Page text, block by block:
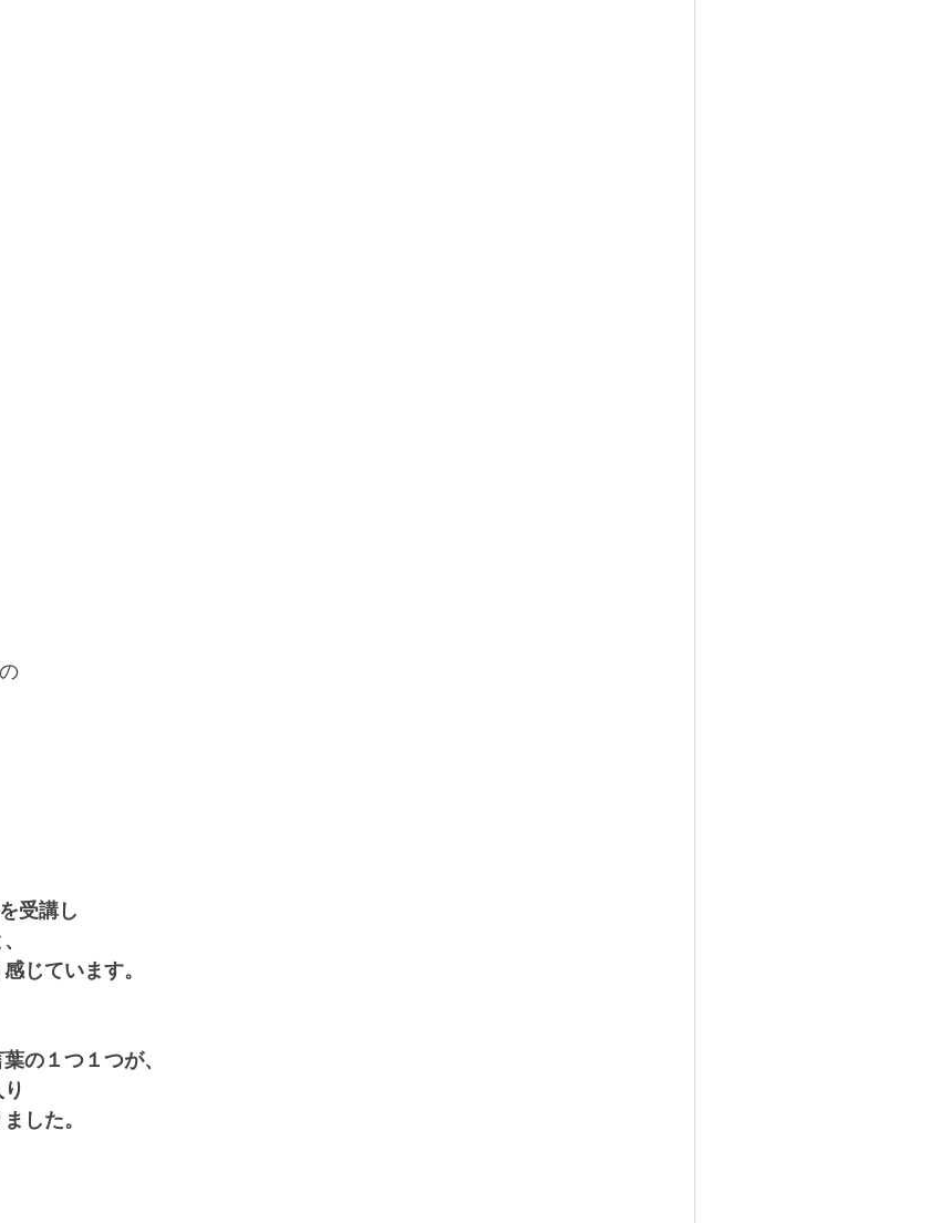
受講し
じています。
の１つ１つが、
した。